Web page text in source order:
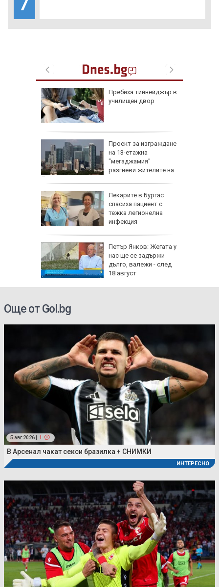
Пребиха тийнейджър в
училищен двор
Проект за изграждане
на 13-етажна
"мегаджамия"
разгневи жителите на
Лондон
Лекарите в Бургас
спасиха пациент с
тежка легионелна
инфекция
Петър Янков: Жегата у
нас ще се задържи
дълго, валежи - след
18 август
Още от Gol.bg
5 авг 2026 | 1
В Арсенал чакат секси бразилка + СНИМКИ
ИНТЕРЕСНО